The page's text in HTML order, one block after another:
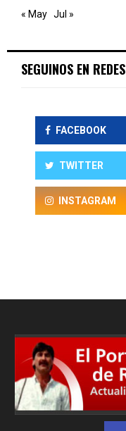
« May Jul »
SEGUINOS EN REDES
FACEBOOK
TWITTER
INSTAGRAM